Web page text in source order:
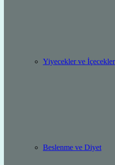
Yiyecekler ve İçecekler
Beslenme ve Diyet